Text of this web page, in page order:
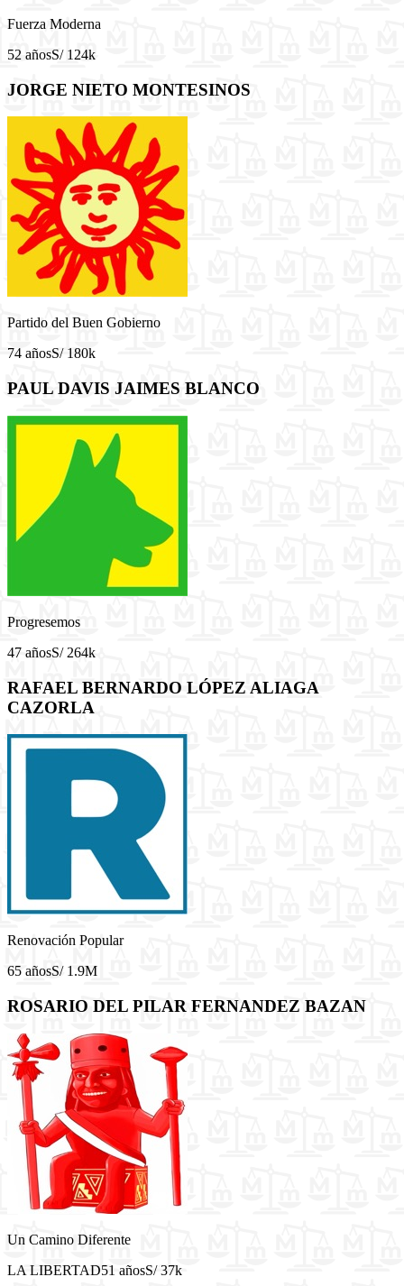
Fuerza Moderna
52 añosS/ 124k
JORGE NIETO MONTESINOS
Partido del Buen Gobierno
74 añosS/ 180k
PAUL DAVIS JAIMES BLANCO
Progresemos
47 añosS/ 264k
RAFAEL BERNARDO LÓPEZ ALIAGA
CAZORLA
Renovación Popular
65 añosS/ 1.9M
ROSARIO DEL PILAR FERNANDEZ BAZAN
Un Camino Diferente
LA LIBERTAD51 añosS/ 37k